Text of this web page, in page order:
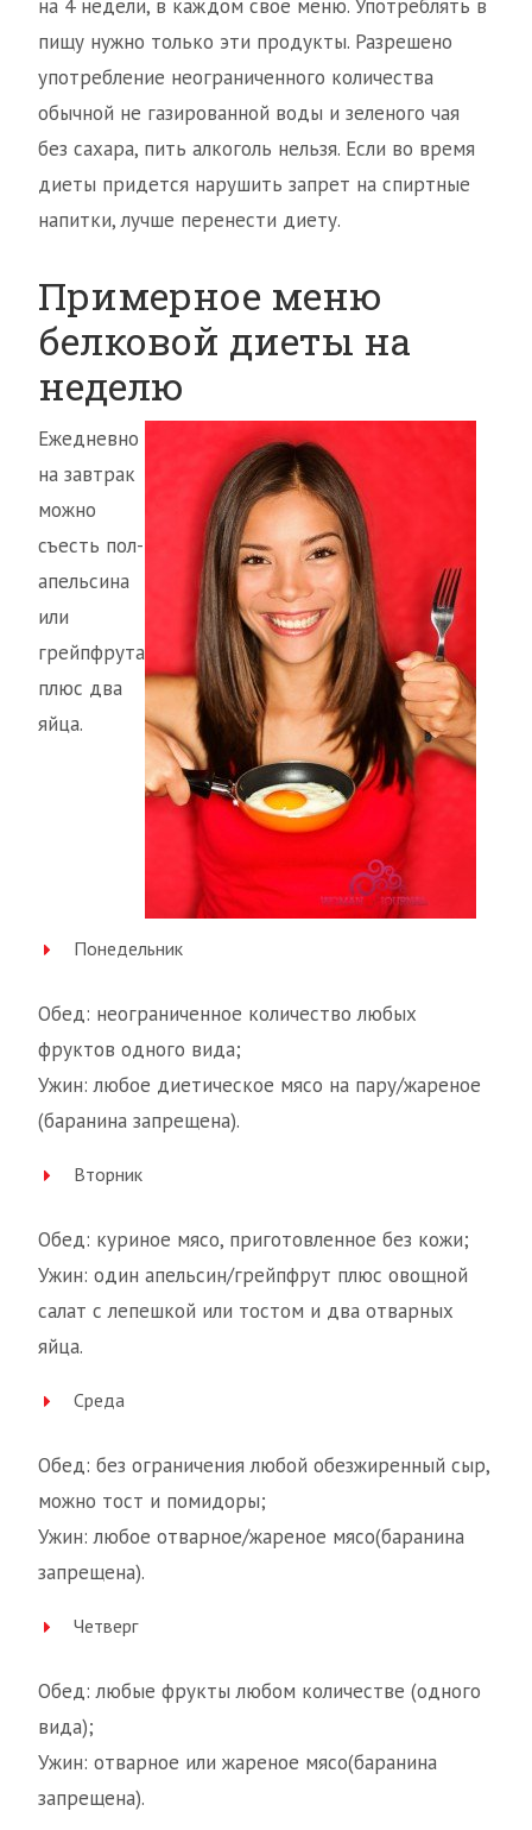
на 4 недели, в каждом свое меню. Употреблять в
пищу нужно только эти продукты. Разрешено
употребление неограниченного количества
обычной не газированной воды и зеленого чая
без сахара, пить алкоголь нельзя. Если во время
диеты придется нарушить запрет на спиртные
напитки, лучше перенести диету.
Примерное меню
белковой диеты на
неделю
Ежедневно
на завтрак
можно
съесть пол-
апельсина
или
грейпфрута
плюс два
яйца.
Понедельник
Обед: неограниченное количество любых
фруктов одного вида;
Ужин: любое диетическое мясо на пару/жареное
(баранина запрещена).
Вторник
Обед: куриное мясо, приготовленное без кожи;
Ужин: один апельсин/грейпфрут плюс овощной
салат с лепешкой или тостом и два отварных
яйца.
Среда
Обед: без ограничения любой обезжиренный сыр,
можно тост и помидоры;
Ужин: любое отварное/жареное мясо(баранина
запрещена).
Четверг
Обед: любые фрукты любом количестве (одного
вида);
Ужин: отварное или жареное мясо(баранина
запрещена).